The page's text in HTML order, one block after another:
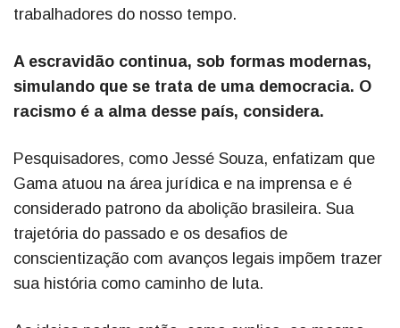
trabalhadores do nosso tempo.
A escravidão continua, sob formas modernas,
simulando que se trata de uma democracia. O
racismo é a alma desse país, considera.
Pesquisadores, como Jessé Souza, enfatizam que
Gama atuou na área jurídica e na imprensa e é
considerado patrono da abolição brasileira. Sua
trajetória do passado e os desafios de
conscientização com avanços legais impõem trazer
sua história como caminho de luta.